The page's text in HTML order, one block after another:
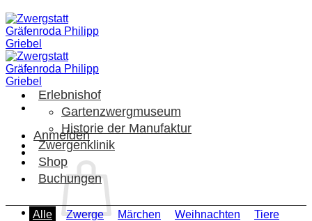
Zum
Inhalt
springen
Anmelden
Erlebnishof
Gartenzwergmuseum
Historie der Manufaktur
Zwergenklinik
Shop
Buchungen
Alle Zwerge Märchen Weihnachten
Tiere